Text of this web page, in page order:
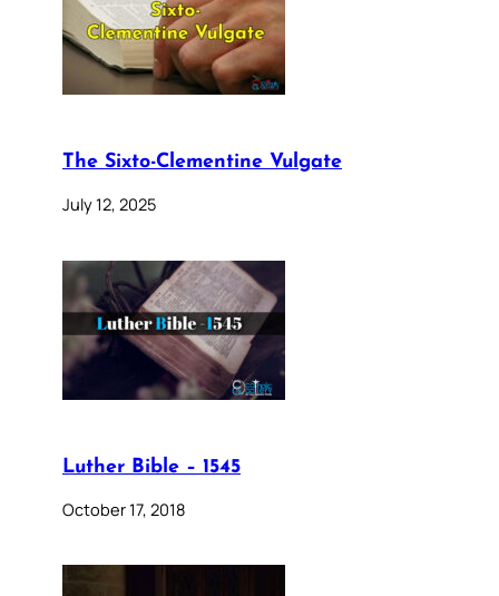
The Sixto-Clementine Vulgate
July 12, 2025
Luther Bible – 1545
October 17, 2018